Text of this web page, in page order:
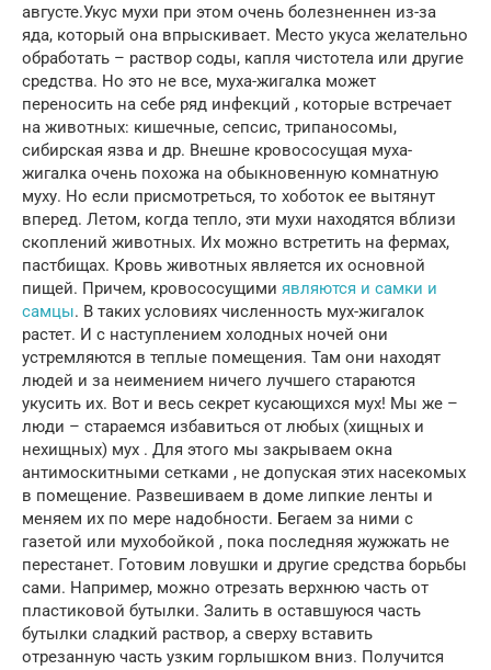
августе.Укус мухи при этом очень болезненнен из-за
яда, который она впрыскивает. Место укуса желательно
обработать – раствор соды, капля чистотела или другие
средства. Но это не все, муха-жигалка может
переносить на себе ряд инфекций , которые встречает
на животных: кишечные, сепсис, трипаносомы,
сибирская язва и др. Внешне кровососущая муха-
жигалка очень похожа на обыкновенную комнатную
муху. Но если присмотреться, то хоботок ее вытянут
вперед. Летом, когда тепло, эти мухи находятся вблизи
скоплений животных. Их можно встретить на фермах,
пастбищах. Кровь животных является их основной
пищей. Причем, кровососущими являются и самки и
самцы. В таких условиях численность мух-жигалок
растет. И с наступлением холодных ночей они
устремляются в теплые помещения. Там они находят
людей и за неимением ничего лучшего стараются
укусить их. Вот и весь секрет кусающихся мух! Мы же –
люди – стараемся избавиться от любых (хищных и
нехищных) мух . Для этого мы закрываем окна
антимоскитными сетками , не допуская этих насекомых
в помещение. Развешиваем в доме липкие ленты и
меняем их по мере надобности. Бегаем за ними с
газетой или мухобойкой , пока последняя жужжать не
перестанет. Готовим ловушки и другие средства борьбы
сами. Например, можно отрезать верхнюю часть от
пластиковой бутылки. Залить в оставшуюся часть
бутылки сладкий раствор, а сверху вставить
отрезанную часть узким горлышком вниз. Получится